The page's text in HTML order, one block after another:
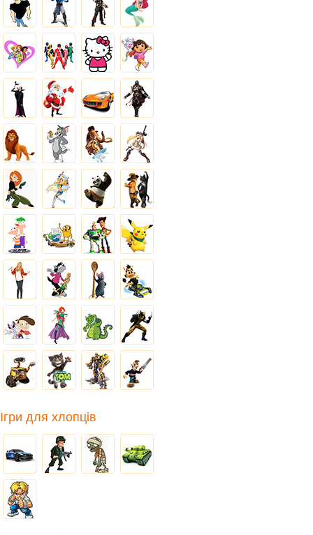
Ігри для хлопців